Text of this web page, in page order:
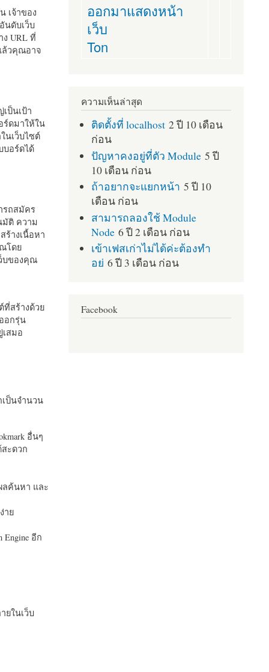
เจ้าของ
นดับเว็บ
URL ที่
ล้วคุณอาจ
ป็นเป้า
ร์ดมาให้ใน
นเว็บไซต์
บอร์ดได้
รถสมัคร
มัติ ความ
ร้างเนื้อหา
ณโดย
บของคุณ
ที่สร้างด้วย
อกรุ่น
สมอ
ป็นจำนวน
อื่นๆ
สะดวก
ลค้นหา และ
าย
อีก
ยในเว็บ
ออกมาแสดงหน้า
เว็บ
Ton
ความเห็นล่าสุด
ติดตั้งที่ localhost 2 ปี 10 เดือน
ก่อน
ปัญหาคงอยู่ที่ตัว Module 5 ปี
10 เดือน ก่อน
ถ้าอยากจะแยกหน้า 5 ปี 10
เดือน ก่อน
สามารถลองใช้ Module
Node 6 ปี 2 เดือน ก่อน
เข้าเฟสเก่าไม่ได้ค่ะต้องทำ
อย่ 6 ปี 3 เดือน ก่อน
Facebook